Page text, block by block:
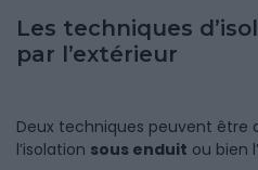
Les techniques
par l’extérieur
Deux techniques peuvent être
l’isolation sous enduit ou bien